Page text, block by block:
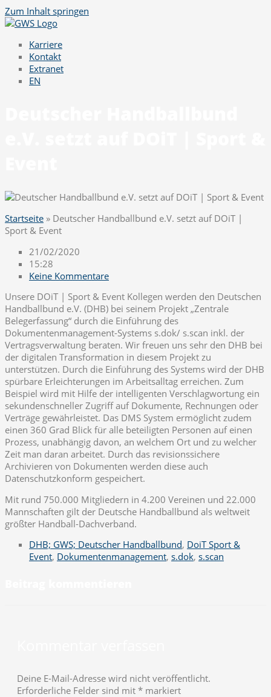
Zum Inhalt springen
Karriere
Kontakt
Extranet
EN
Startseite » Deutscher Handballbund e.V. setzt auf DOiT |
Sport & Event
21/02/2020
15:28
Keine Kommentare
Unsere DOiT | Sport & Event Kollegen werden den Deutschen
Handballbund e.V. (DHB) bei seinem Projekt „Zentrale
Belegerfassung“ durch die Einführung des
Dokumentenmanagement-Systems s.dok/ s.scan inkl. der
Vertragsverwaltung beraten. Wir freuen uns sehr den DHB bei
der digitalen Transformation in diesem Projekt zu
unterstützen. Durch die Einführung des Systems wird der DHB
spürbare Erleichterungen im Arbeitsalltag erreichen. Zum
Beispiel wird mit Hilfe der intelligenten Verschlagwortung ein
sekundenschneller Zugriff auf Dokumente, Rechnungen oder
Verträge gewährleistet. Das DMS System ermöglicht zudem
einen 360 Grad Blick für alle beteiligten Personen auf einen
Prozess, unabhängig davon, an welchem Ort und zu welcher
Zeit man daran arbeitet. Durch das revisionssichere
Archivieren von Dokumenten werden diese auch
Datenschutzkonform gespeichert.
Mit rund 750.000 Mitgliedern in 4.200 Vereinen und 22.000
Mannschaften gilt der Deutsche Handballbund als weltweit
größter Handball-Dachverband.
DHB; GWS; Deutscher Handballbund, DoiT Sport &
Event, Dokumentenmanagement, s.dok, s.scan
Deine E-Mail-Adresse wird nicht veröffentlicht.
Erforderliche Felder sind mit * markiert